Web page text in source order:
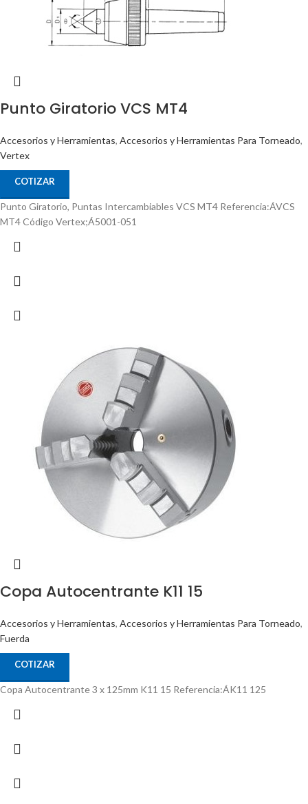
Punto Giratorio VCS MT4
Accesorios y Herramientas, Accesorios y Herramientas Para Torneado,
Vertex
COTIZAR
Punto Giratorio, Puntas Intercambiables VCS MT4 Referencia:ÁVCS
MT4 Código Vertex;Á5001-051
Copa Autocentrante K11 15
Accesorios y Herramientas, Accesorios y Herramientas Para Torneado,
Fuerda
COTIZAR
Copa Autocentrante 3 x 125mm K11 15 Referencia:ÁK11 125